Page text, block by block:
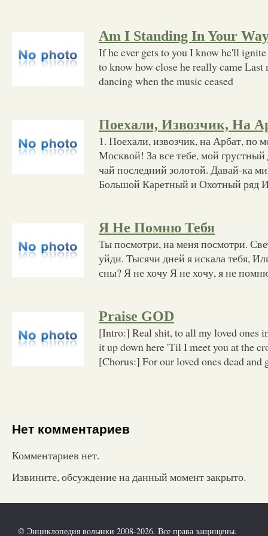
Am I Standing In Your
If he ever gets to you I know he'll
to know how close he really came
dancing when the music ceased
Поехали, Извозчик, На
1. Поехали, извозчик, на Арбат, по
Москвой! За все тебе, мой грустный
чай последний золотой. Давай-ка
Большой Каретный и Охотный ряд
Я Не Помню Тебя
Ты посмотри, на меня посмотри.
уйди. Тысячи дней я искала тебя,
сны? Я не хочу Я не хочу, я не
Praise GOD
[Intro:] Real shit, to all my loved ones
it up down here 'Til I meet you at the
[Chorus:] For our loved ones dead and
Нет комментариев
Комментариев нет.
Извините, обсуждение на данный момент закрыто.
© Энциклопедия волынки 2008-2026. Все права защищены.